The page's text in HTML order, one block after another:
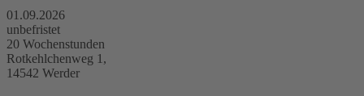
01.09.2026
unbefristet
20 Wochenstunden
Rotkehlchenweg 1,
14542 Werder